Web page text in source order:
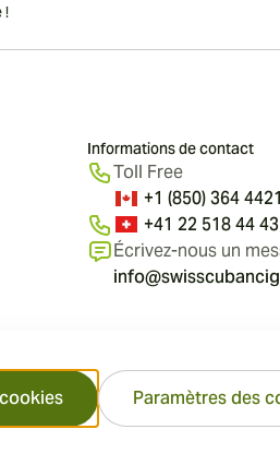
Paramètres des
!
Informations de contact
Toll Free
+1 (850) 364 4421
+41 22 518 44 43
Écrivez-nous un